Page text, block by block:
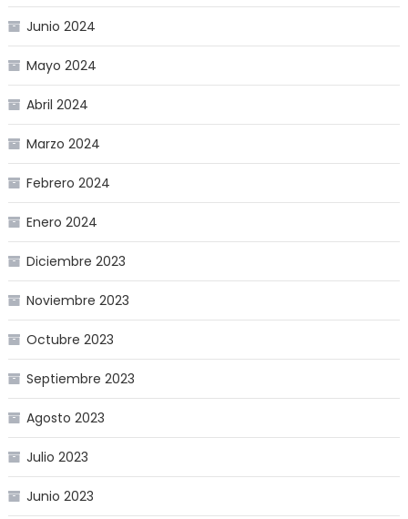
Junio 2024
Mayo 2024
Abril 2024
Marzo 2024
Febrero 2024
Enero 2024
Diciembre 2023
Noviembre 2023
Octubre 2023
Septiembre 2023
Agosto 2023
Julio 2023
Junio 2023